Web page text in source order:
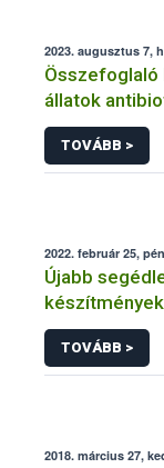
2023. augusztus 7,
állatok
TOVÁBB >
2022. február 25,
Újabb
TOVÁBB >
2018. március 27,